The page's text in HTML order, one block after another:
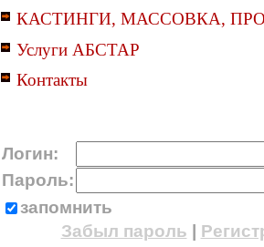
КАСТИНГИ, МАССОВКА,
Услуги АБСТАР
Контакты
Логин:
Пароль:
запомнить
Забыл пароль